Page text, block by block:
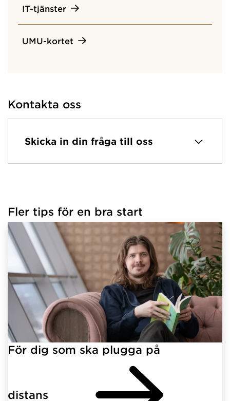
IT-tjänster
UMU-kortet
Kontakta oss
Skicka in din fråga till oss
Fler tips för en bra start
För dig som ska plugga på
distans